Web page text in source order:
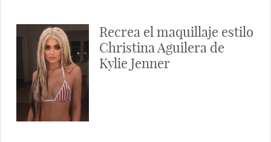
Recrea el maquillaje estilo
Christina Aguilera de
Kylie Jenner